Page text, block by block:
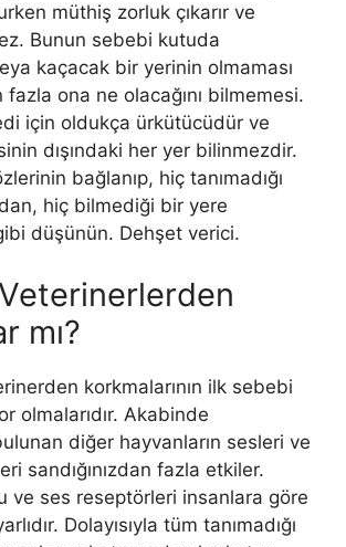
müthiş zorluk çıkarır ve
Bunun sebebi kutuda
kaçacak bir yerinin olmaması
ona ne olacağını bilmemesi.
için oldukça ürkütücüdür ve
dışındaki her yer bilinmezdir.
bağlanıp, hiç tanımadığı
hiç bilmediği bir yere
düşünün. Dehşet verici.
mı?
korkmalarının ilk sebebi
olmalarıdır. Akabinde
diğer hayvanların sesleri ve
sandığınızdan fazla etkiler.
ve ses reseptörleri insanlara göre
Dolayısıyla tüm tanımadığı